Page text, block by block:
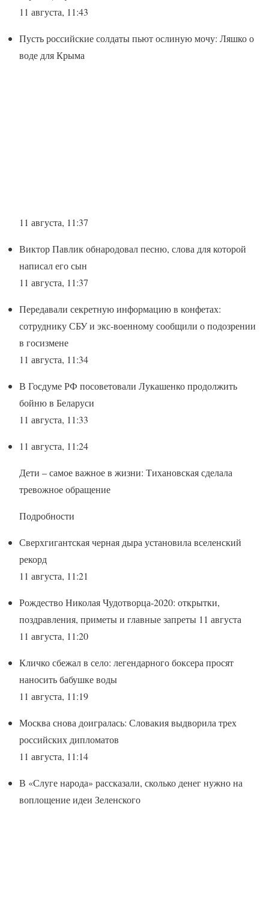
11 августа, 11:43
Пусть российские солдаты пьют ослиную мочу: Ляшко о
воде для Крыма
11 августа, 11:37
Виктор Павлик обнародовал песню, слова для которой
написал его сын
11 августа, 11:37
Передавали секретную информацию в конфетах:
сотруднику СБУ и экс-военному сообщили о подозрении
в госизмене
11 августа, 11:34
В Госдуме РФ посоветовали Лукашенко продолжить
бойню в Беларуси
11 августа, 11:33
11 августа, 11:24
Дети – самое важное в жизни: Тихановская сделала
тревожное обращение
Подробности
Сверхгигантская черная дыра установила вселенский
рекорд
11 августа, 11:21
Рождество Николая Чудотворца-2020: открытки,
поздравления, приметы и главные запреты 11 августа
11 августа, 11:20
Кличко сбежал в село: легендарного боксера просят
наносить бабушке воды
11 августа, 11:19
Москва снова доигралась: Словакия выдворила трех
российских дипломатов
11 августа, 11:14
В «Слуге народа» рассказали, сколько денег нужно на
воплощение идеи Зеленского